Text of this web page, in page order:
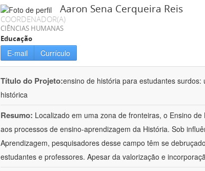
Aaron Sena Cerqueira Reis
COORDENADOR(A)
CIÊNCIAS HUMANAS
Educação
E-mail Currículo
Título do Projeto:ensino de história para estudantes
histórica
Resumo: Localizado em uma zona de fronteiras, o Ensino
aos processos de ensino-aprendizagem da História. Sob
Aprendizagem, pesquisadores desse campo têm se
estudantes e professores. Apesar da valorização e